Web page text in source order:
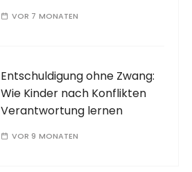
VOR 7 MONATEN
Entschuldigung ohne Zwang:
Wie Kinder nach Konflikten
Verantwortung lernen
VOR 9 MONATEN